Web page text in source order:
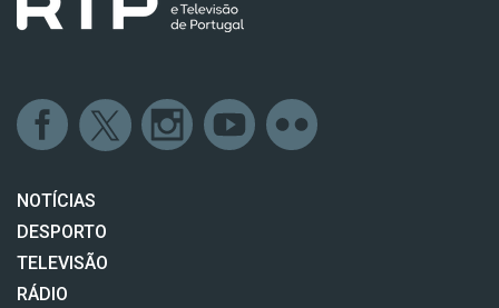
NOTÍCIAS
DESPORTO
TELEVISÃO
RÁDIO